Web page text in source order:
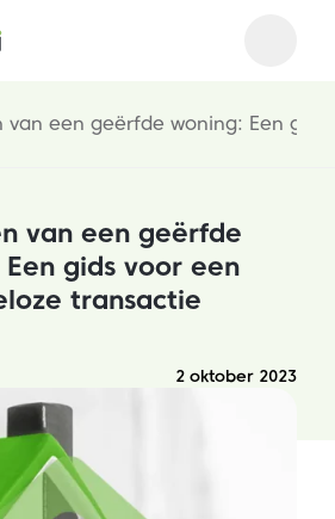
van een geërfde woning: Een
van een geërfde
gids voor een
transactie
2 oktober 2023